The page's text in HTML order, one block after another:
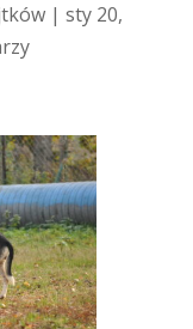
| sty 20,